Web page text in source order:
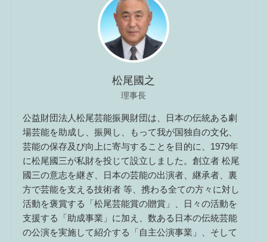
松尾國之
理事長
公益財団法人松尾芸能振興財団は、日本の伝統ある劇
場芸能を助成し、振興し、もって我が国独自の文化、
芸能の保存及び向上に寄与することを目的に、1979年
に松尾國三が私財を投じて設立しました。創立者 松尾
國三の意志を継ぎ、日本の芸能の出演者、継承者、裏
方で芸能を支える技術者 等、携わる全ての方々に対し
活動を褒賞する「松尾芸能賞の贈賞」、日々の活動を
支援する「助成事業」に加え、数ある日本の伝統芸能
の公演を実施して紹介する「自主公演事業」、そして